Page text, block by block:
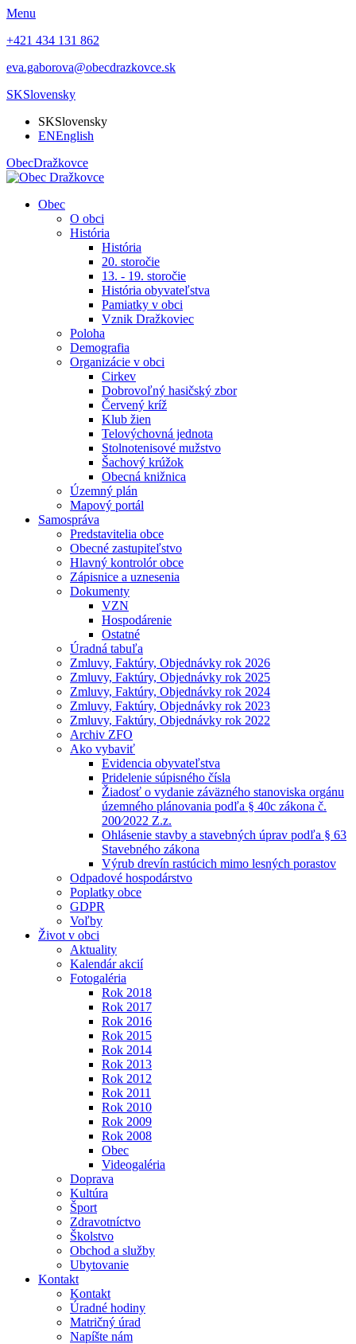
Menu
+421 434 131 862
eva.gaborova@obecdrazkovce.sk
SKSlovensky
SKSlovensky
ENEnglish
ObecDražkovce
Obec
O obci
História
História
20. storočie
13. - 19. storočie
História obyvateľstva
Pamiatky v obci
Vznik Dražkoviec
Poloha
Demografia
Organizácie v obci
Cirkev
Dobrovoľný hasičský zbor
Červený kríž
Klub žien
Telovýchovná jednota
Stolnotenisové mužstvo
Šachový krúžok
Obecná knižnica
Územný plán
Mapový portál
Samospráva
Predstavitelia obce
Obecné zastupiteľstvo
Hlavný kontrolór obce
Zápisnice a uznesenia
Dokumenty
VZN
Hospodárenie
Ostatné
Úradná tabuľa
Zmluvy, Faktúry, Objednávky rok 2026
Zmluvy, Faktúry, Objednávky rok 2025
Zmluvy, Faktúry, Objednávky rok 2024
Zmluvy, Faktúry, Objednávky rok 2023
Zmluvy, Faktúry, Objednávky rok 2022
Archiv ZFO
Ako vybaviť
Evidencia obyvateľstva
Pridelenie súpisného čísla
Žiadosť o vydanie záväzného stanoviska orgánu
územného plánovania podľa § 40c zákona č.
200⁄2022 Z.z.
Ohlásenie stavby a stavebných úprav podľa § 63
Stavebného zákona
Výrub drevín rastúcich mimo lesných porastov
Odpadové hospodárstvo
Poplatky obce
GDPR
Voľby
Život v obci
Aktuality
Kalendár akcií
Fotogaléria
Rok 2018
Rok 2017
Rok 2016
Rok 2015
Rok 2014
Rok 2013
Rok 2012
Rok 2011
Rok 2010
Rok 2009
Rok 2008
Obec
Videogaléria
Doprava
Kultúra
Šport
Zdravotníctvo
Školstvo
Obchod a služby
Ubytovanie
Kontakt
Kontakt
Úradné hodiny
Matričný úrad
Napíšte nám